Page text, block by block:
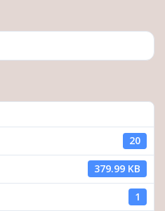
20
379.99 KB
1